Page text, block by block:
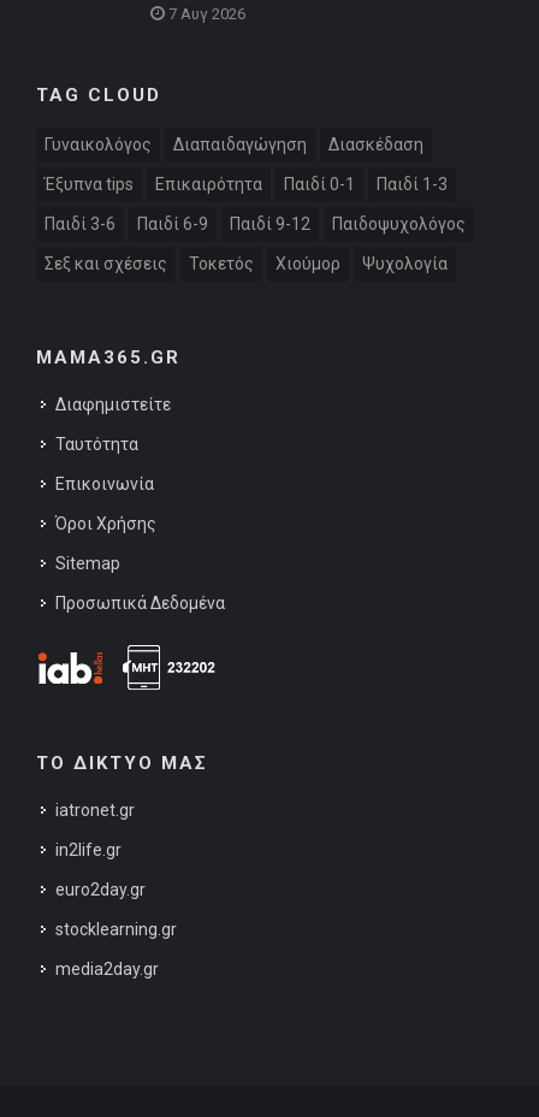
7 Αυγ 2026
TAG CLOUD
Γυναικολόγος Διαπαιδαγώγηση Διασκέδαση
Έξυπνα tips Επικαιρότητα Παιδί 0-1 Παιδί 1-3
Παιδί 3-6 Παιδί 6-9 Παιδί 9-12 Παιδοψυχολόγος
Σεξ και σχέσεις Τοκετός Χιούμορ Ψυχολογία
MAMA365.GR
Διαφημιστείτε
Ταυτότητα
Επικοινωνία
Όροι Χρήσης
Sitemap
Προσωπικά Δεδομένα
ΤΟ ΔΙΚΤΥΟ ΜΑΣ
iatronet.gr
in2life.gr
euro2day.gr
stocklearning.gr
media2day.gr